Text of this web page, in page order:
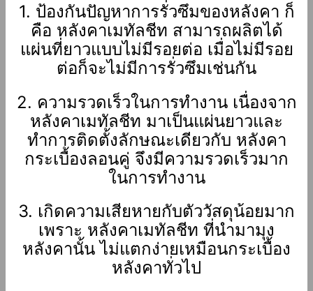
1. ป้องกันปัญหาการรั่วซึมของหลังคา ก็
คือ หลังคาเมทัลชีท สามารถผลิตได้
แผ่นที่ยาวแบบไม่มีรอยต่อ เมื่อไม่มีรอย
ต่อก็จะไม่มีการรั่วซึมเช่นกัน
2. ความรวดเร็วในการทำงาน เนื่องจาก
หลังคาเมทัลชีท มาเป็นแผ่นยาวและ
ทำการติดตั้งลักษณะเดียวกับ หลังคา
กระเบื้องลอนคู่ จึงมีความรวดเร็วมาก
ในการทำงาน
3. เกิดความเสียหายกับตัววัสดุน้อยมาก
เพราะ หลังคาเมทัลชีท ที่นำมามุง
หลังคานั้น ไม่แตกง่ายเหมือนกระเบื้อง
หลังคาทั่วไป